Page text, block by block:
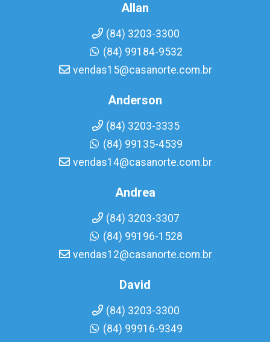
Allan
(84) 3203-3300
(84) 99184-9532
vendas15@casanorte.com.br
Anderson
(84) 3203-3335
(84) 99135-4539
vendas14@casanorte.com.br
Andrea
(84) 3203-3307
(84) 99196-1528
vendas12@casanorte.com.br
David
(84) 3203-3300
(84) 99916-9349